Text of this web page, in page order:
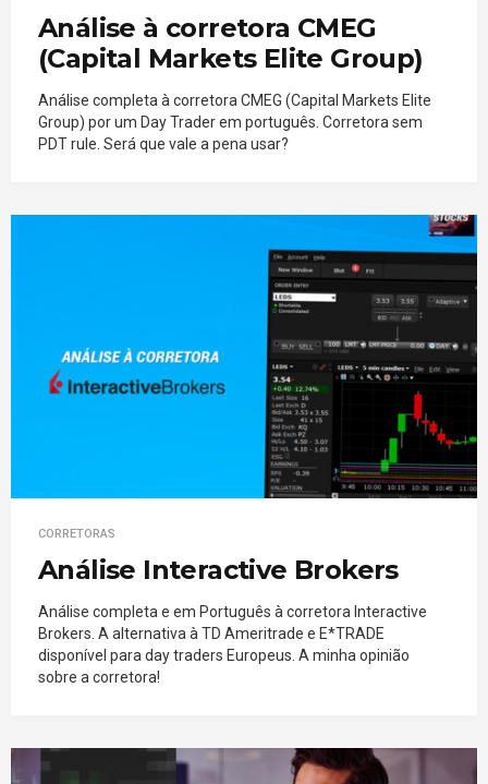
Análise à corretora CMEG
(Capital Markets Elite Group)
Análise completa à corretora CMEG (Capital Markets Elite
Group) por um Day Trader em português. Corretora sem
PDT rule. Será que vale a pena usar?
CORRETORAS
Análise Interactive Brokers
Análise completa e em Português à corretora Interactive
Brokers. A alternativa à TD Ameritrade e E*TRADE
disponível para day traders Europeus. A minha opinião
sobre a corretora!